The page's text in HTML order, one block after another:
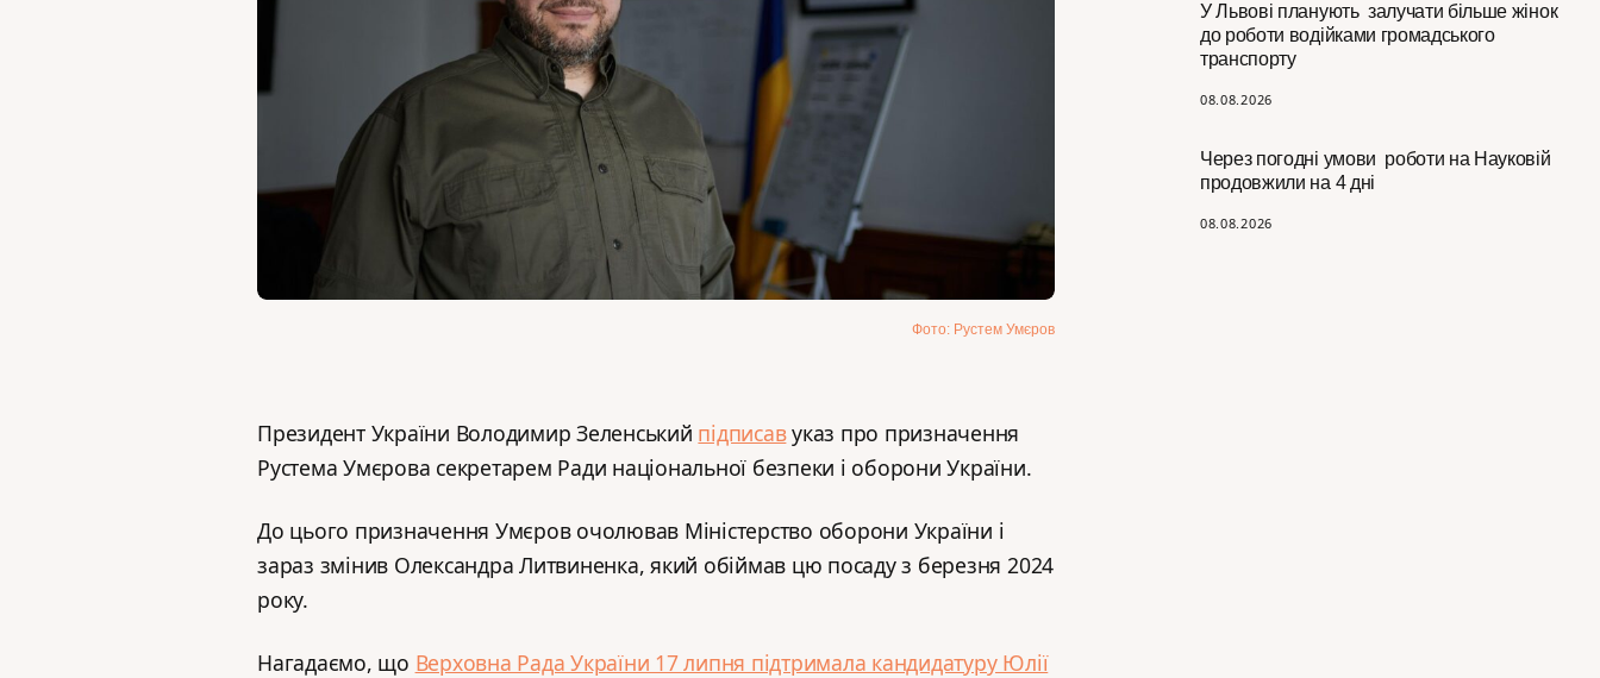
У Львові планують залучати більше жінок
до роботи водійками громадського
транспорту
08.08.2026
Через погодні умови роботи на Науковій
продовжили на 4 дні
08.08.2026
Фото: Рустем Умєров
Президент України Володимир Зеленський підписавуказ про призначення
Рустема Умєрова секретарем Ради національної безпеки і оборони України.
До цього призначення Умєров очолював Міністерство оборони України і
зараз змінив Олександра Литвиненка, який обіймав цю посаду з березня 2024
року.
Нагадаємо, що Верховна Рада України 17 липня підтримала кандидатуру Юлії